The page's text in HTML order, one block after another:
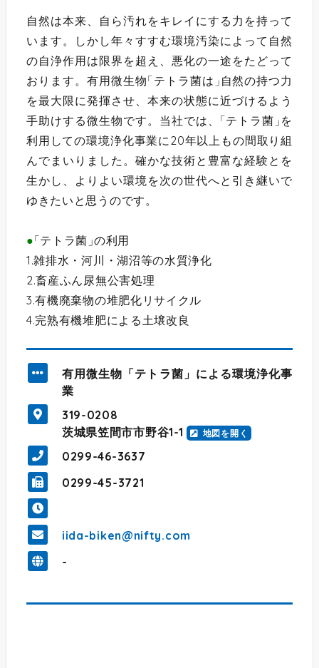
自然は本来、自ら汚れをキレイにする力を持って
います。しかし年々すすむ環境汚染によって自然
の自浄作用は限界を超え、悪化の一途をたどって
おります。有用微生物「テトラ菌は 」自然の持つ力
を最大限に発揮させ、本来の状態に近づけるよう
手助けする微生物です。当社では、 「テトラ菌 」を
利用しての環境浄化事業に20年以上もの間取り組
んでまいりました。確かな技術と豊富な経験とを
生かし、よりよい環境を次の世代へと引き継いで
ゆきたいと思うのです。
●
「テトラ菌 」の利用
1.雑排水・河川・湖沼等の水質浄化
2.畜産ふん尿無公害処理
3.有機廃棄物の堆肥化リサイクル
4.完熟有機堆肥による土壌改良
有用微生物「テトラ菌」による環境浄化事
業
319-0208
茨城県笠間市市野谷1-1
地図を開く
0299-46-3637
0299-45-3721
iida-biken@nifty.com
-